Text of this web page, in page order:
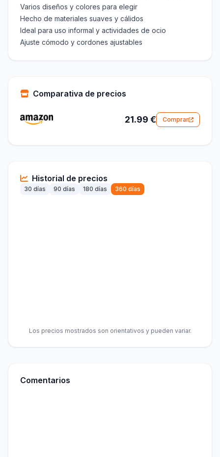
Varios diseños y colores para elegir
Hecho de materiales suaves y cálidos
Ideal para uso informal y actividades de ocio
Ajuste cómodo y cordones ajustables
Comparativa de precios
21.99 € Comprar
Historial de precios
30 días 90 días 180 días 360 días
Los precios mostrados son orientativos y pueden variar.
Comentarios